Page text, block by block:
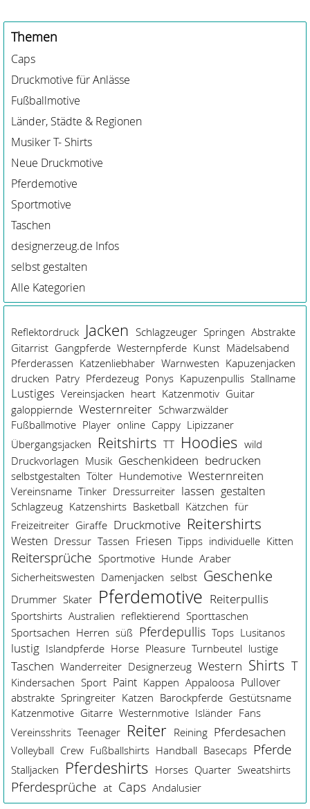
Themen
Caps
Druckmotive für Anlässe
Fußballmotive
Länder, Städte & Regionen
Musiker T- Shirts
Neue Druckmotive
Pferdemotive
Sportmotive
Taschen
designerzeug.de Infos
selbst gestalten
Alle Kategorien
Reflektordruck Jacken Schlagzeuger Springen Abstrakte
Gitarrist Gangpferde Westernpferde Kunst Mädelsabend
Pferderassen Katzenliebhaber Warnwesten Kapuzenjacken
drucken Patry Pferdezeug Ponys Kapuzenpullis Stallname
Lustiges Vereinsjacken heart Katzenmotiv Guitar
galoppiernde Westernreiter Schwarzwälder
Fußballmotive Player online Cappy Lipizzaner
Übergangsjacken Reitshirts TT Hoodies wild
Druckvorlagen Musik Geschenkideen bedrucken
selbstgestalten Tölter Hundemotive Westernreiten
Vereinsname Tinker Dressurreiter lassen gestalten
Schlagzeug Katzenshirts Basketball Kätzchen für
Freizeitreiter Giraffe Druckmotive Reitershirts
Westen Dressur Tassen Friesen Tipps individuelle Kitten
Reitersprüche Sportmotive Hunde Araber
Sicherheitswesten Damenjacken selbst Geschenke
Drummer Skater Pferdemotive Reiterpullis
Sportshirts Australien reflektierend Sporttaschen
Sportsachen Herren süß Pferdepullis Tops Lusitanos
lustig Islandpferde Horse Pleasure Turnbeutel lustige
Taschen Wanderreiter Designerzeug Western Shirts T
Kindersachen Sport Paint Kappen Appaloosa Pullover
abstrakte Springreiter Katzen Barockpferde Gestütsname
Katzenmotive Gitarre Westernmotive Isländer Fans
Vereinsshrits Teenager Reiter Reining Pferdesachen
Volleyball Crew Fußballshirts Handball Basecaps Pferde
Stalljacken Pferdeshirts Horses Quarter Sweatshirts
Pferdesprüche at Caps Andalusier